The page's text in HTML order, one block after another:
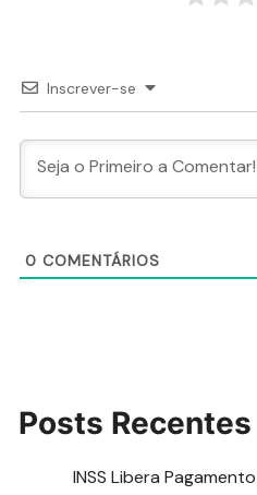
Inscrever-se
0 COMENTÁRIOS
Posts Recentes
INSS Libera